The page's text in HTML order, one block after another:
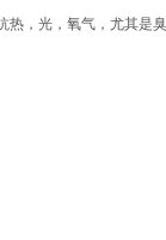
热，光，氧气，尤其是